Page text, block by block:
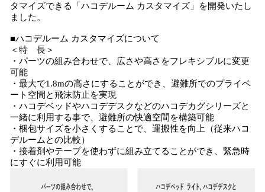
タマイズできる「ハコデルーム カスタマイズ」を開発いたし
ました。
■ハコデルーム カスタマイズについて
＜特 長＞
・パーツの組み合わせで、広さや高さをフレキシブルに変更
可能
・最大で1.8mの高さにすることができ、避難所でのプライベ
ート空間と飛沫防止を実現
・ハコデベッドやハコデデスクなどのハコデカグシリーズと
一緒に利用する事で、避難所の快適空間を構築可能
・梱包サイズを小さくすることで、運搬性を向上（従来ハコ
デルームとの比較）
・接着剤やテープを使わずに組み立てることができ、緊急時
にすぐに利用可能